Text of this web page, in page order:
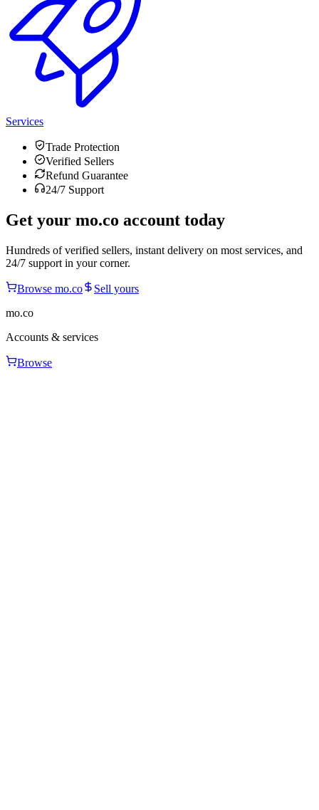
Services
Trade Protection
Verified Sellers
Refund Guarantee
24/7 Support
Get your mo.co account today
Hundreds of verified sellers, instant delivery on most services, and
24/7 support in your corner.
Browse mo.co
Sell yours
mo.co
Accounts & services
Browse